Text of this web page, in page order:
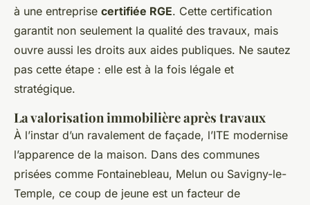
à une entreprise certifiée RGE. Cette certification
garantit non seulement la qualité des travaux, mais
ouvre aussi les droits aux aides publiques. Ne sautez
pas cette étape : elle est à la fois légale et
stratégique.
La valorisation immobilière après travaux
À l’instar d’un ravalement de façade, l’ITE modernise
l’apparence de la maison. Dans des communes
prisées comme Fontainebleau, Melun ou Savigny-le-
Temple, ce coup de jeune est un facteur de